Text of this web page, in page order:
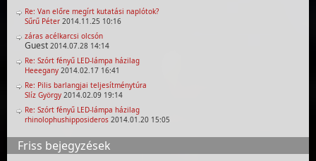
Re: Van előre megírt kutatási naplótok?
Sűrű Péter 2014.11.25 10:16
záras acélkarcsi olcsón
Guest 2014.07.28 14:14
Re: Szórt fényű LED-lámpa házilag
Heeegany 2014.02.17 16:41
Re: Pilis barlangjai teljesítménytúra
Slíz György 2014.02.09 19:14
Re: Szórt fényű LED-lámpa házilag
rhinolophushipposideros 2014.01.20 15:05
Friss bejegyzések